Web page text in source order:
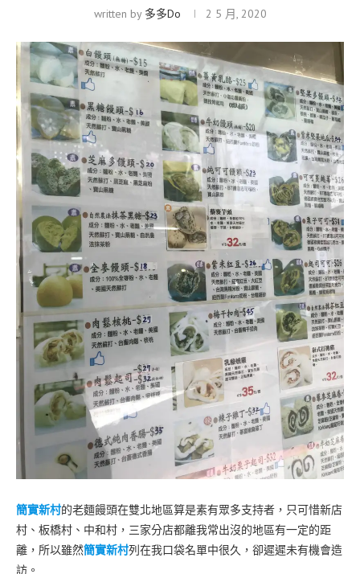
written by 多多Do 2 5 月, 2020
簡實新村的老麵饅頭在雙北地區算是素有眾多支持者，只可惜新店
村、板橋村、中和村，三家分店都離我常出沒的地區有一定的距
離，所以雖然簡實新村列在我口袋名單中很久，卻遲遲未有機會造
訪。